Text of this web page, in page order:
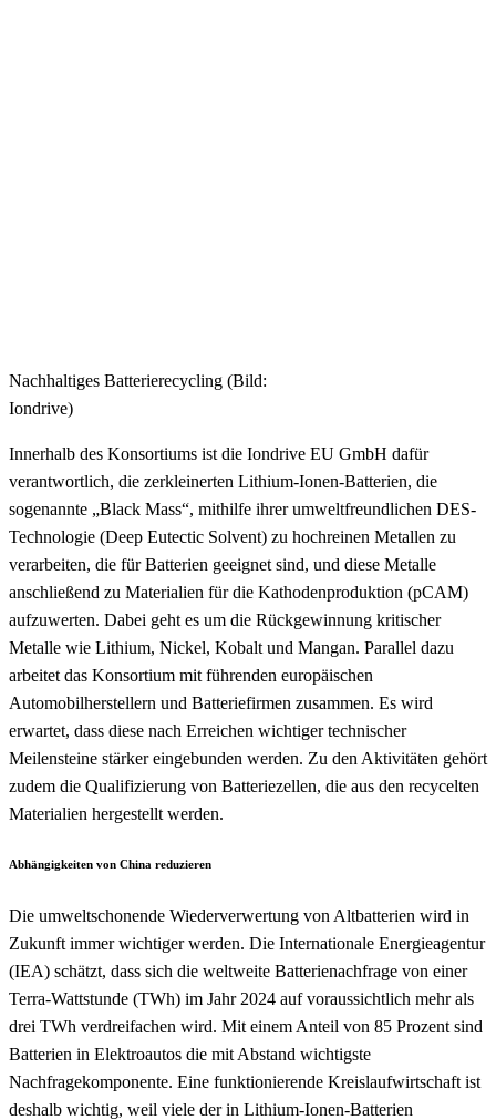
Nachhaltiges Batterierecycling (Bild:
Iondrive)
Innerhalb des Konsortiums ist die Iondrive EU GmbH dafür
verantwortlich, die zerkleinerten Lithium-Ionen-Batterien, die
sogenannte „Black Mass“, mithilfe ihrer umweltfreundlichen DES-
Technologie (Deep Eutectic Solvent) zu hochreinen Metallen zu
verarbeiten, die für Batterien geeignet sind, und diese Metalle
anschließend zu Materialien für die Kathodenproduktion (pCAM)
aufzuwerten. Dabei geht es um die Rückgewinnung kritischer
Metalle wie Lithium, Nickel, Kobalt und Mangan. Parallel dazu
arbeitet das Konsortium mit führenden europäischen
Automobilherstellern und Batteriefirmen zusammen. Es wird
erwartet, dass diese nach Erreichen wichtiger technischer
Meilensteine stärker eingebunden werden. Zu den Aktivitäten gehört
zudem die Qualifizierung von Batteriezellen, die aus den recycelten
Materialien hergestellt werden.
Abhängigkeiten von China reduzieren
Die umweltschonende Wiederverwertung von Altbatterien wird in
Zukunft immer wichtiger werden. Die Internationale Energieagentur
(IEA) schätzt, dass sich die weltweite Batterienachfrage von einer
Terra-Wattstunde (TWh) im Jahr 2024 auf voraussichtlich mehr als
drei TWh verdreifachen wird. Mit einem Anteil von 85 Prozent sind
Batterien in Elektroautos die mit Abstand wichtigste
Nachfragekomponente. Eine funktionierende Kreislaufwirtschaft ist
deshalb wichtig, weil viele der in Lithium-Ionen-Batterien